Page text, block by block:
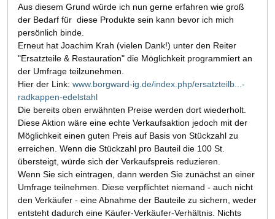
Aus diesem Grund würde ich nun gerne erfahren wie groß
der Bedarf für diese Produkte sein kann bevor ich mich
persönlich binde.
Erneut hat Joachim Krah (vielen Dank!) unter den Reiter
"Ersatzteile & Restauration" die Möglichkeit programmiert an
der Umfrage teilzunehmen.
Hier der Link: www.borgward-ig.de/index.php/ersatzteilb...-
radkappen-edelstahl
Die bereits oben erwähnten Preise werden dort wiederholt.
Diese Aktion wäre eine echte Verkaufsaktion jedoch mit der
Möglichkeit einen guten Preis auf Basis von Stückzahl zu
erreichen. Wenn die Stückzahl pro Bauteil die 100 St.
übersteigt, würde sich der Verkaufspreis reduzieren.
Wenn Sie sich eintragen, dann werden Sie zunächst an einer
Umfrage teilnehmen. Diese verpflichtet niemand - auch nicht
den Verkäufer - eine Abnahme der Bauteile zu sichern, weder
entsteht dadurch eine Käufer-Verkäufer-Verhältnis. Nichts